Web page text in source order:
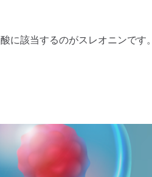
に該当するのがスレオニンです。